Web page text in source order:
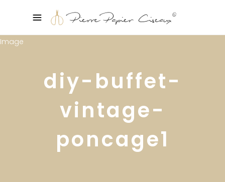
diy-buffet-
vintage-
poncage1